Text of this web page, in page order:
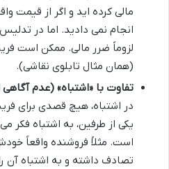
مالی کرده اید و اگر از قیمت
انجام نمی دادید. اما در
لزوماً ضرر مالی. ممکن است
(همان مثال تابلوی نقاشی).
تفاوت با «اشتباه» (عدم
در اشتباه، هیچ قصدی برای
یکی از طرفین، به اشتباه فکر
است. مثلاً فروشنده واقعاً
تصادف داشته و به اشتباه آن